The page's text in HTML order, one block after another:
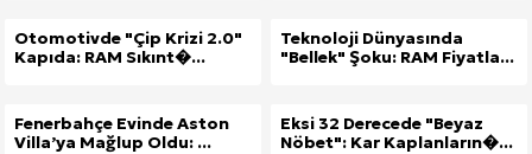
Otomotivde "Çip Krizi 2.0"
Kapıda: RAM Sıkınt�...
Teknoloji Dünyasında
"Bellek" Şoku: RAM Fiyatla...
Fenerbahçe Evinde Aston
Villa’ya Mağlup Oldu: ...
Eksi 32 Derecede "Beyaz
Nöbet": Kar Kaplanların�...